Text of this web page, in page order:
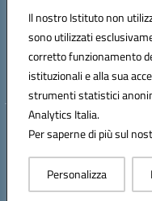
Il nostro Istituto non
sono utilizzati
corretto funzionamento
istituzionali e alla sua
strumenti statistici
Analytics Italia.
Per saperne di più sul
Personalizza
Codice fiscale: 93086020612
Codice meccanografico:
Codice Indice delle
Codice unico di fatturazione
Hosting &
Concept &